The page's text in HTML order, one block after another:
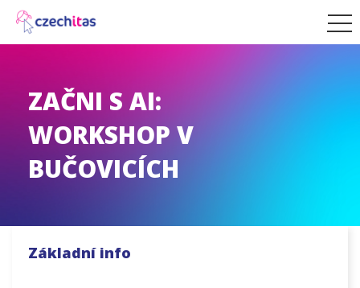
ZAČNI S AI:
WORKSHOP V
BUČOVICÍCH
Základní info